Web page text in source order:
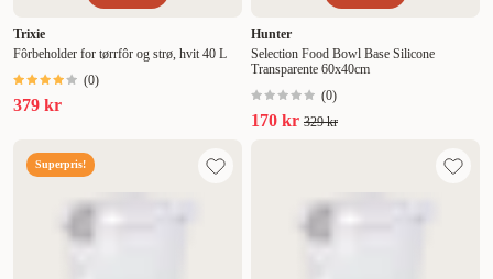
Trixie
Fôrbeholder for tørrfôr og strø, hvit 40 L
(0)
379 kr
Hunter
Selection Food Bowl Base Silicone
Transparente 60x40cm
(0)
170 kr 329 kr
Superpris!